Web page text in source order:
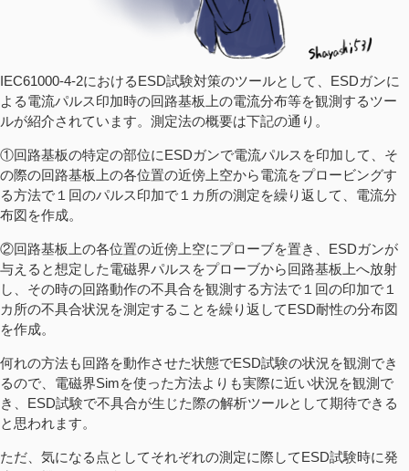
IEC61000-4-2におけるESD試験対策のツールとして、ESDガンに
よる電流パルス印加時の回路基板上の電流分布等を観測するツー
ルが紹介されています。測定法の概要は下記の通り。
①回路基板の特定の部位にESDガンで電流パルスを印加して、そ
の際の回路基板上の各位置の近傍上空から電流をプロービングす
る方法で１回のパルス印加で１カ所の測定を繰り返して、電流分
布図を作成。
②回路基板上の各位置の近傍上空にプローブを置き、ESDガンが
与えると想定した電磁界パルスをプローブから回路基板上へ放射
し、その時の回路動作の不具合を観測する方法で１回の印加で１
カ所の不具合状況を測定することを繰り返してESD耐性の分布図
を作成。
何れの方法も回路を動作させた状態でESD試験の状況を観測でき
るので、電磁界Simを使った方法よりも実際に近い状況を観測で
き、ESD試験で不具合が生じた際の解析ツールとして期待できる
と思われます。
ただ、気になる点としてそれぞれの測定に際してESD試験時に発